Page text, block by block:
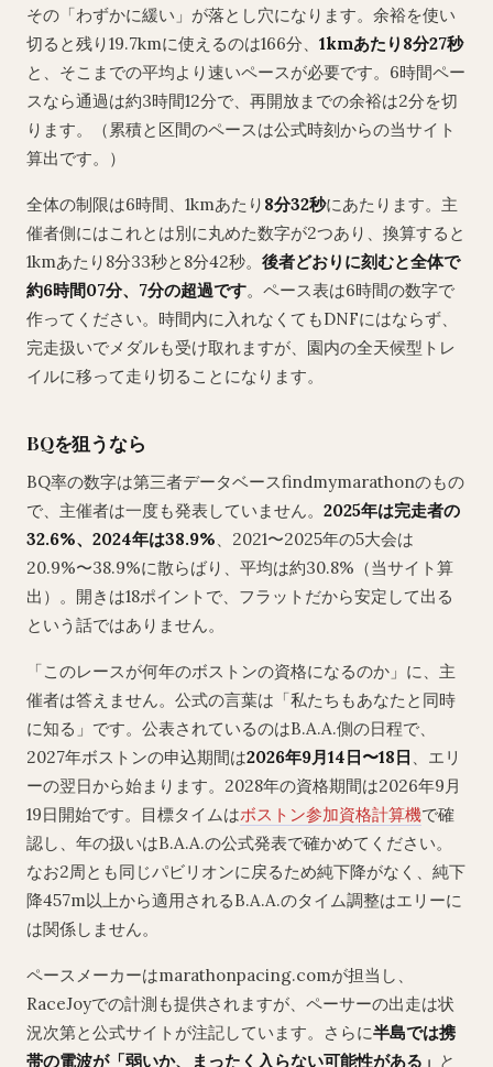
その「わずかに緩い」が落とし穴になります。余裕を使い
切ると残り19.7kmに使えるのは166分、 1kmあたり8分27秒
と、そこまでの平均より速いペースが必要です。6時間ペー
スなら通過は約3時間12分で、再開放までの余裕は2分を切
ります。（累積と区間のペースは公式時刻からの当サイト
算出です。）
全体の制限は6時間、1kmあたり 8分32秒にあたります。主
催者側にはこれとは別に丸めた数字が2つあり、換算すると
1kmあたり8分33秒と8分42秒。 後者どおりに刻むと全体で
約6時間07分、7分の超過です。ペース表は6時間の数字で
作ってください。時間内に入れなくてもDNFにはならず、
完走扱いでメダルも受け取れますが、園内の全天候型トレ
イルに移って走り切ることになります。
BQを狙うなら
BQ率の数字は第三者データベースfindmymarathonのもの
で、主催者は一度も発表していません。 2025年は完走者の
32.6%、2024年は38.9%、2021〜2025年の5大会は
20.9%〜38.9%に散らばり、平均は約30.8%（当サイト算
出）。開きは18ポイントで、フラットだから安定して出る
という話ではありません。
「このレースが何年のボストンの資格になるのか」に、主
催者は答えません。公式の言葉は「私たちもあなたと同時
に知る」です。公表されているのはB.A.A.側の日程で、
2027年ボストンの申込期間は2026年9月14日〜18日 、エリ
ーの翌日から始まります。2028年の資格期間は2026年9月
19日開始です。目標タイムはボストン参加資格計算機で確
認し、年の扱いはB.A.A.の公式発表で確かめてください。
なお2周とも同じパビリオンに戻るため純下降がなく、純下
降457m以上から適用されるB.A.A.のタイム調整はエリーに
は関係しません。
ペースメーカーはmarathonpacing.comが担当し、
RaceJoyでの計測も提供されますが、ペーサーの出走は状
況次第と公式サイトが注記しています。さらに半島では携
帯の電波が「弱いか、まったく入らない可能性がある」 と